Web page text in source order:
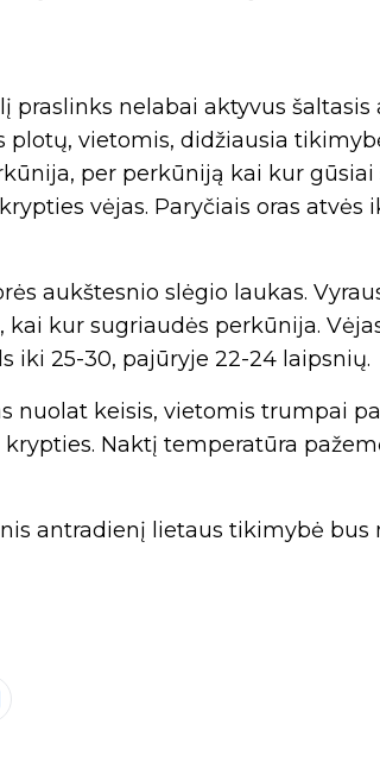
praslinks nelabai aktyvus
plotų, vietomis, didžiausia
per perkūniją kai kur gūsiai
vėjas. Paryčiais oras atvės
aukštesnio slėgio laukas.
kur sugriaudės perkūnija.
iki 25-30, pajūryje 22-24 laipsnių.
nuolat keisis, vietomis trumpai
Naktį temperatūra
antradienį lietaus tikimybė bus